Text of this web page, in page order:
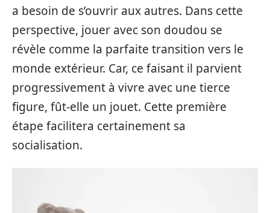
a besoin de s’ouvrir aux autres. Dans cette
perspective, jouer avec son doudou se
révèle comme la parfaite transition vers le
monde extérieur. Car, ce faisant il parvient
progressivement à vivre avec une tierce
figure, fût-elle un jouet. Cette première
étape facilitera certainement sa
socialisation.